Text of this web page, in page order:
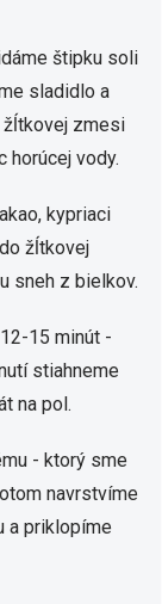
štipku soli
sladidlo a
žĺtkovej zmesi
horúcej vody.
kypriaci
žĺtkovej
sneh z bielkov.
15 minút -
stiahneme
na pol.
- ktorý sme
navrstvíme
a priklopíme